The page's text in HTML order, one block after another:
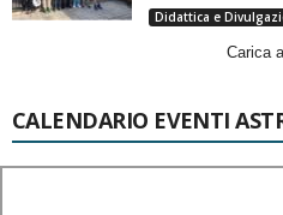
Didattica e
Carica
CALENDARIO EVENTI